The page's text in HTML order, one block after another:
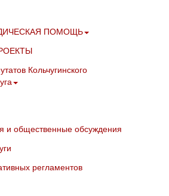
ПОМОЩЬ
Кольчугинского
и общественные обсуждения
регламентов